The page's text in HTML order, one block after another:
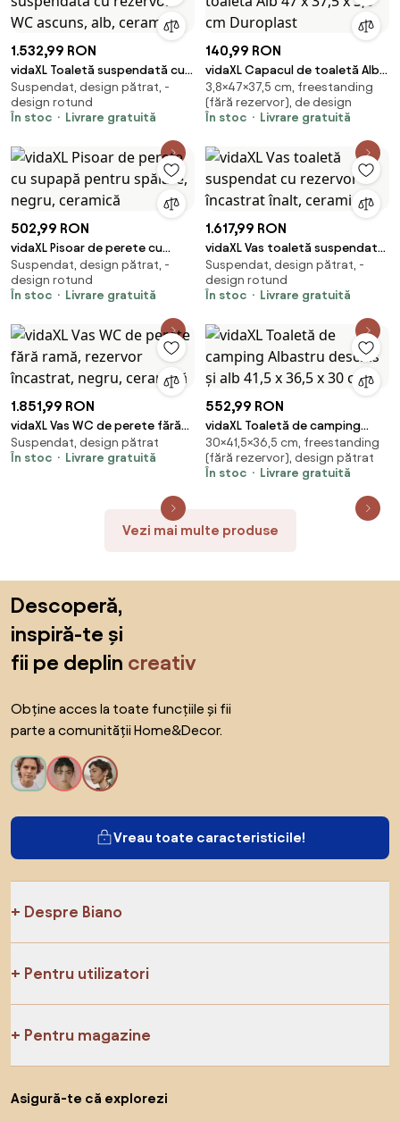
1.532,99 RON
vidaXL Toaletă suspendată cu
rezervor WC ascuns, alb,
ceramică
Suspendat, design pătrat, -
design rotund
În stoc
Livrare gratuită
140,99 RON
vidaXL Capacul de toaletă Alb
47 x 37,5 x 3,8 cm Duroplast
3,8×47×37,5 cm, freestanding
(fără rezervor), de design
În stoc
Livrare gratuită
502,99 RON
vidaXL Pisoar de perete cu
supapă pentru spălare, negru,
ceramică
Suspendat, design pătrat, -
design rotund
În stoc
Livrare gratuită
1.617,99 RON
vidaXL Vas toaletă suspendat
cu rezervor încastrat înalt,
ceramică
Suspendat, design pătrat, -
design rotund
În stoc
Livrare gratuită
1.851,99 RON
vidaXL Vas WC de perete fără
ramă, rezervor încastrat,
negru, ceramică
Suspendat, design pătrat
În stoc
Livrare gratuită
552,99 RON
vidaXL Toaletă de camping
Albastru deschis și alb 41,5 x
36,5 x 30 cm
30×41,5×36,5 cm, freestanding
(fără rezervor), design pătrat
În stoc
Livrare gratuită
Vezi mai multe produse
Descoperă,
inspiră-te și
fii pe deplin creativ
Obține acces la toate funcțiile și fii
parte a comunității Home&Decor.
Vreau toate caracteristicile!
Despre Biano
Pentru utilizatori
Pentru magazine
Asigură-te că explorezi